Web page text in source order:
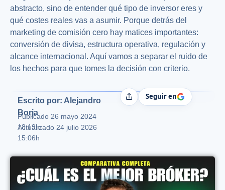
abstracto, sino de entender qué tipo de inversor eres y
qué costes reales vas a asumir. Porque detrás del
marketing de comisión cero hay matices importantes:
conversión de divisa, estructura operativa, regulación y
alcance internacional. Aquí vamos a separar el ruido de
los hechos para que tomes la decisión con criterio.
Escrito por: Alejandro
Borja
Publicado 26 mayo 2024
18:19h
Actualizado 24 julio 2026
15:06h
CompartirSeguir en